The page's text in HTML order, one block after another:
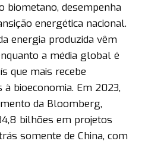
biometano, desempenha
energética nacional.
energia produzida vêm
a média global é
que mais recebe
bioeconomia. Em 2023,
da Bloomberg,
bilhões em projetos
somente de China, com